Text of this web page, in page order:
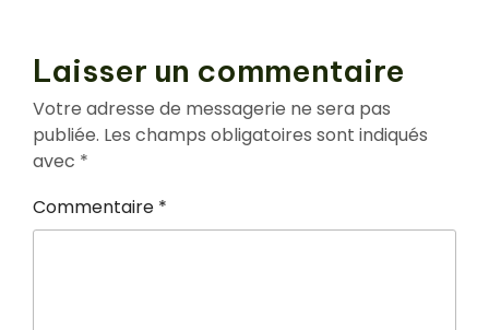
Laisser un commentaire
Votre adresse de messagerie ne sera pas
publiée. Les champs obligatoires sont indiqués
avec *
Commentaire *